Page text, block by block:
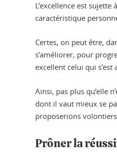
L’excellence est
caractéristique
Certes, on peut être,
s’améliorer, pour
excellent celui qui
Ainsi, pas plus qu’elle
dont il vaut mieux se
proposerions
Prôner la